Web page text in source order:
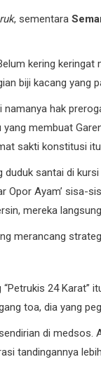
, sementara
kering keringat
biji kacang yang
hak
membuat
sakti konstitusi
duduk santai di
Opor Ayam’ sisa-
mereka
merancang
24 Karat”
toa, dia yang
di medsos.
tandingannya